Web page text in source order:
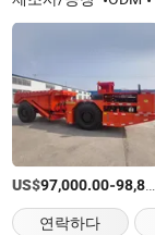
US$97,000.00-98,800.00
연락하다